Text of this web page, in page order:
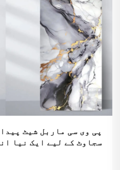
پی وی سی ماربل شیٹ
سجاوٹ کے لیے ایک نیا